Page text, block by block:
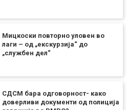
Мицкоски повторно уловен во
лаги – од „екскурзија“ до
„службен дел“
СДСМ бара одговорност- како
доверливи документи од полиција